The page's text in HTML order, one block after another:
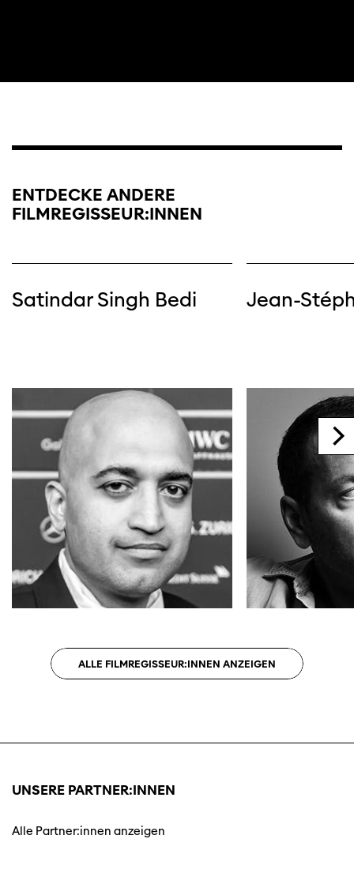
ENTDECKE ANDERE
FILMREGISSEUR:INNEN
ALLE FILMREGISSEUR:INNEN ANZEIGEN
Satindar Singh Bedi Jean-
UNSERE PARTNER:INNEN
Alle Partner:innen anzeigen